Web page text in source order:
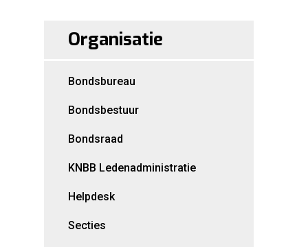
Organisatie
Bondsbureau
Bondsbestuur
Bondsraad
KNBB Ledenadministratie
Helpdesk
Secties